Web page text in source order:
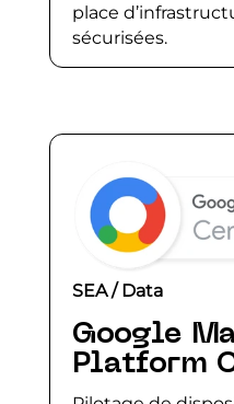
place
sécurisées.
SEA / Data
Google
Platform